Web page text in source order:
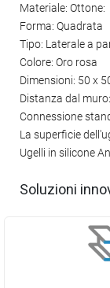
Materiale: Ottone:
Forma: Quadrata
Tipo: Laterale a
Colore: Oro rosa
Dimensioni: 50 x
Distanza dal
Connessione
La superficie
Ugelli in silicone
Soluzioni